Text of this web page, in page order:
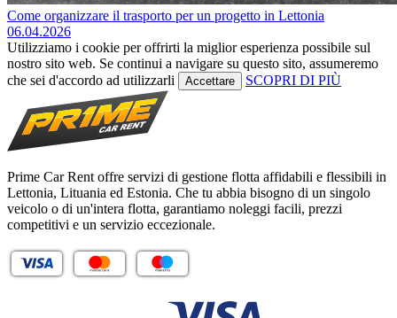
Come organizzare il trasporto per un progetto in Lettonia
06.04.2026
Utilizziamo i cookie per offrirti la miglior esperienza possibile sul
nostro sito web. Se continui a navigare su questo sito, assumeremo
che sei d'accordo ad utilizzarli
Accettare SCOPRI DI PIÙ
Prime Car Rent offre servizi di gestione flotta affidabili e flessibili in
Lettonia, Lituania ed Estonia. Che tu abbia bisogno di un singolo
veicolo o di un'intera flotta, garantiamo noleggi facili, prezzi
competitivi e un servizio eccezionale.